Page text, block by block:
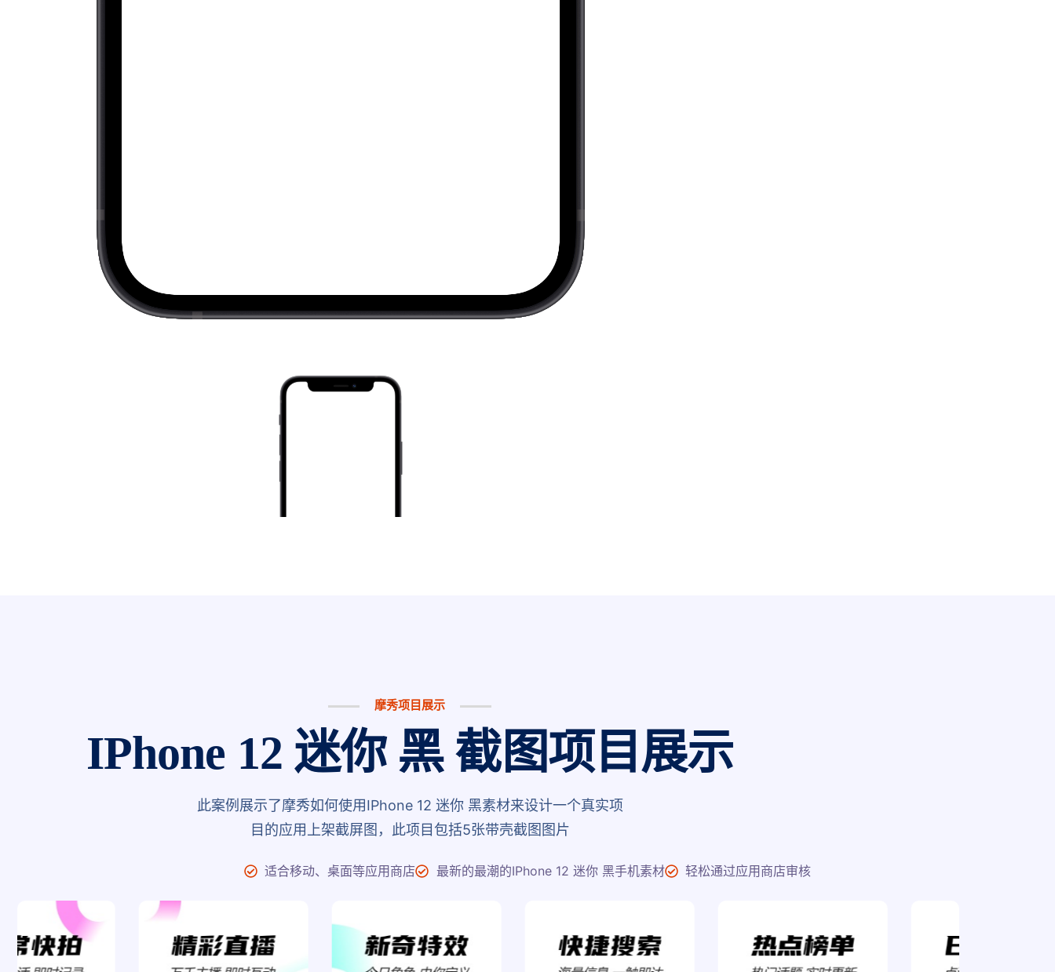
摩秀项目展示
IPhone 12 迷你 黑 截图项目展示
此案例展示了摩秀如何使用IPhone 12 迷你 黑素材来设计一个真实项
目的应用上架截屏图，此项目包括5张带壳截图图片
适合移动、桌面等应用商店 最新的最潮的IPhone 12 迷你 黑手机素材 轻松通过应用商店审核